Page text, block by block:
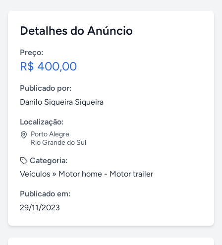
Detalhes do Anúncio
Preço:
R$ 400,00
Publicado por:
Danilo Siqueira Siqueira
Localização:
Porto Alegre
Rio Grande do Sul
Categoria:
Veículos » Motor home - Motor trailer
Publicado em:
29/11/2023